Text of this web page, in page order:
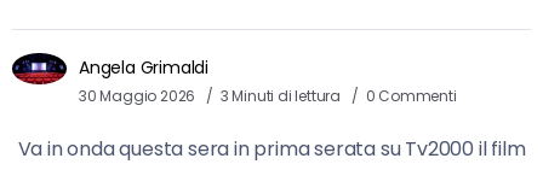
Angela Grimaldi
30 Maggio 2026 3 Minuti di lettura 0 Commenti
Va in onda questa sera in prima serata su Tv2000 il film